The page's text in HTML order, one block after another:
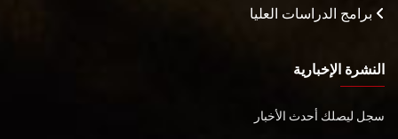
برامج الدراسات العليا
النشرة الإخبارية
سجل ليصلك أحدث الأخبار